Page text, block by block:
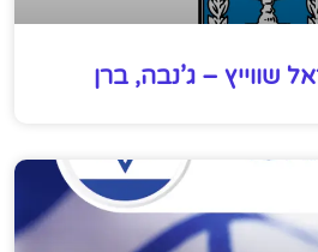
שווייץ – ג’נבה, ברן